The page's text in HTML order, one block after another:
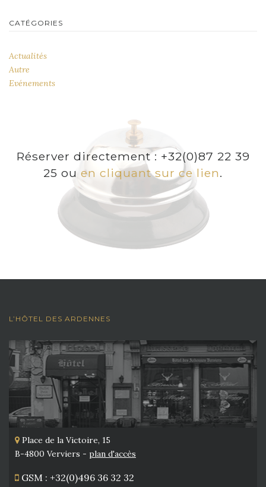
CATÉGORIES
Actualités
Autre
Evénements
Réserver directement : +32(0)87 22 39
25 ou en cliquant sur ce lien.
L’HÔTEL DES ARDENNES
Place de la Victoire, 15
B-4800 Verviers - plan d'accès
GSM : +32(0)496 36 32 32